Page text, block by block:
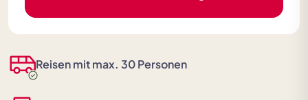
Reisen mit max. 30 Personen